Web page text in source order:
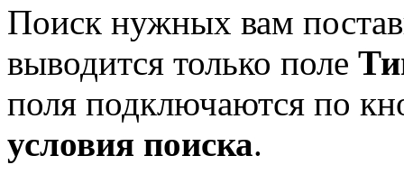
Поиск нужных вам
выводится только поле
поля подключаются по
условия поиска.